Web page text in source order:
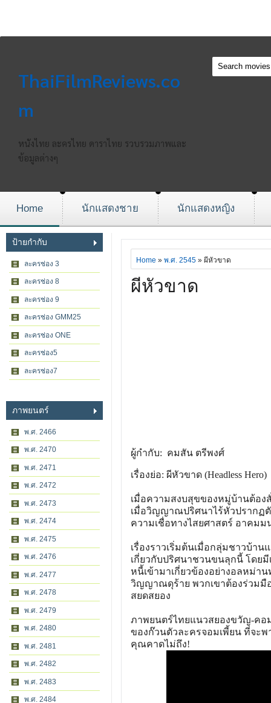
ThaiFilmReviews.co
m
หนังไทย ละครไทย ดาราไทย รวบรวมภาพและ
ข้อมูลต่างๆ
Home นักแสดงชาย นักแสดงหญิง
ป้ายกำกับ
ละครช่อง 3
ละครช่อง 8
ละครช่อง 9
ละครช่อง GMM25
ละครช่อง ONE
ละครช่อง5
ละครช่อง7
ภาพยนตร์
พ.ศ. 2466
พ.ศ. 2470
พ.ศ. 2471
พ.ศ. 2472
พ.ศ. 2473
พ.ศ. 2474
พ.ศ. 2475
พ.ศ. 2476
พ.ศ. 2477
พ.ศ. 2478
พ.ศ. 2479
พ.ศ. 2480
พ.ศ. 2481
พ.ศ. 2482
พ.ศ. 2483
พ.ศ. 2484
Home » พ.ศ. 2545 » ผีหัวขาด
ผีหัวขาด
ผู้กำกับ: คมสัน ตรีพงศ์
เรื่องย่อ: ผีหัวขาด (Headless Hero)
เมื่อความสงบสุขของหมู่บ้านต้อ
เมื่อวิญญาณปริศนาไร้หัวปรากฏ
ความเชื่อทางไสยศาสตร์ อาคม
เรื่องราวเริ่มต้นเมื่อกลุ่มชาวบ้า
เกี่ยวกับปริศนาชวนขนลุกนี้ โดย
หนี้เข้ามาเกี่ยวข้องอย่างอลหม่า
วิญญาณดุร้าย พวกเขาต้องร่วมมื
สยดสยอง
ภาพยนตร์ไทยแนวสยองขวัญ-คอ
ของก๊วนตัวละครจอมเพี้ยน ที่จะ
คุณคาดไม่ถึง!